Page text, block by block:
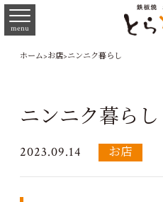
menu
ホーム>お店>ニンニク暮らし
ニンニク暮らし
2023.09.14 お店